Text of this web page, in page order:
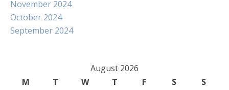
November 2024
October 2024
September 2024
August 2026
M
T W T F S
S